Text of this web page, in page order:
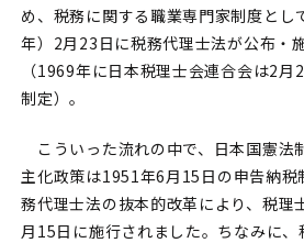
め、税務に関する職業専門家制度とし
年）2月23日に税務代理士法が公布・
（1969年に日本税理士会連合会は2
制定）。
こういった流れの中で、日本国憲法
主化政策は1951年6月15日の申告納税
務代理士法の抜本的改革により、税理
月15日に施行されました。ちなみに